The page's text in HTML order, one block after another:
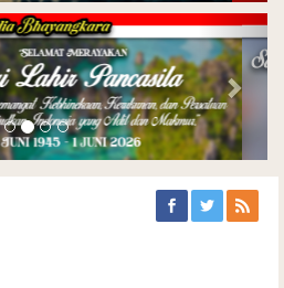
Next